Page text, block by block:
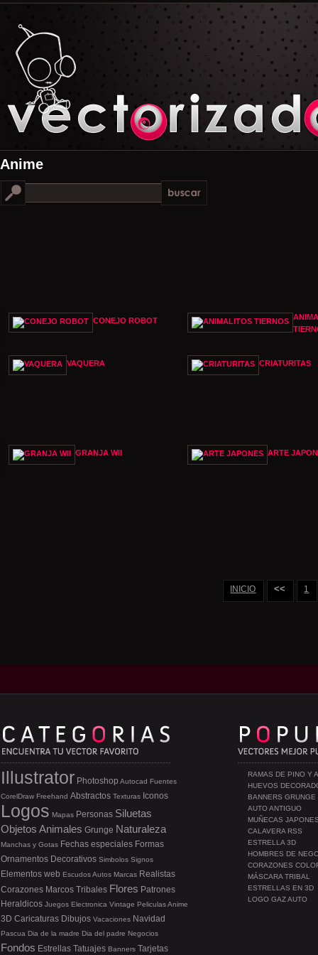
Anime
CONEJO ROBOT
VAQUERA CRIATURITAS
GRANJA WII ARTE
INICIO << 1
RAMAS DE PINO Y
HUEVOS
BANNERS GRUNGE
AUTO ANTIGUO
MUÑECAS
CALAVERA RSS
ESTRELLA 3D
HOMBRES DE
CORAZONES
MÁSCARA TRIBAL
ESTRELLAS EN 3D
LOGO GAZ AUTO
Illustrator Photoshop Autocad Fuentes
CorelDraw Freehand Abstractos Texturas Iconos
Logos Mapas Personas Siluetas
Objetos Animales Grunge Naturaleza
Manchas y Gotas Fechas especiales Formas
Ornamentos Decorativos Simbolos Signos
Elementos web EscudosAutos Marcas Realistas
Corazones Marcos Tribales Flores Patrones
Heraldicos Juegos Electronica Vintage PeliculasAnime
3D Caricaturas Dibujos Vacaciones Navidad
Pascua Dia de la madre Dia del padre Negocios
Fondos Estrellas Tatuajes Banners Tarjetas